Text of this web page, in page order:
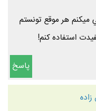
ميكنم هر موقع تونستم
استفاده كنم!
پاسخ